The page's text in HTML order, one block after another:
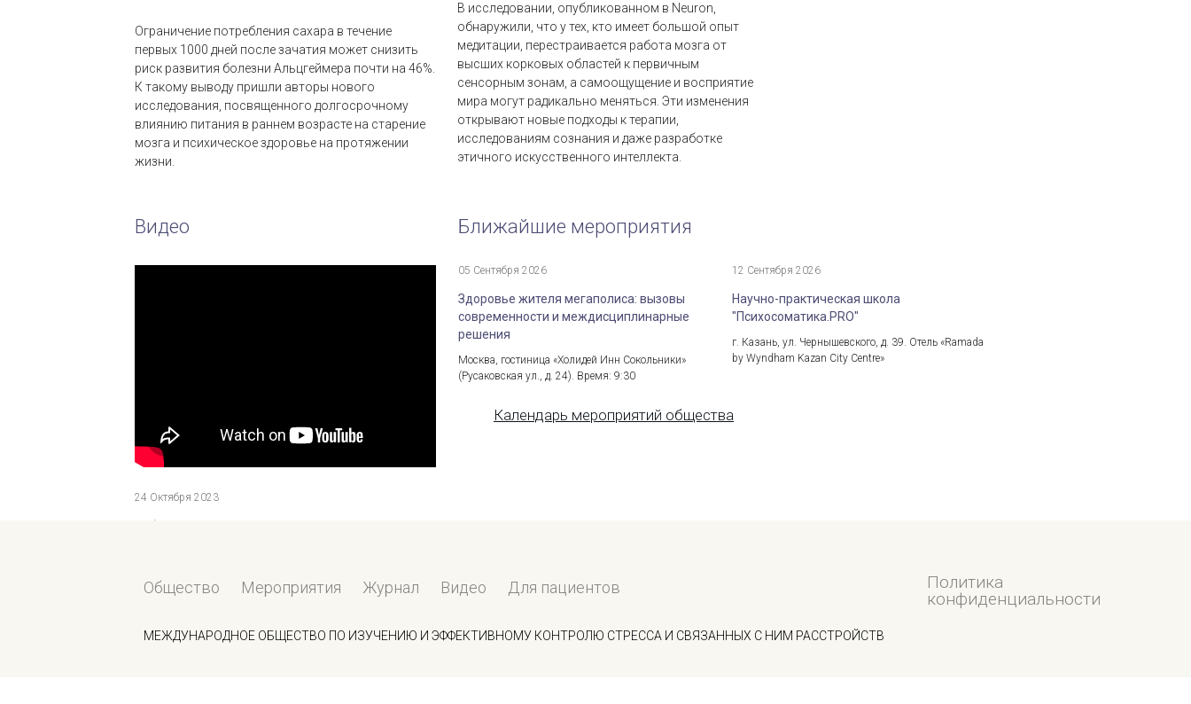
Ограничение потребления сахара в течение
первых 1000 дней после зачатия может снизить
риск развития болезни Альцгеймера почти на 46%.
К такому выводу пришли авторы нового
исследования, посвященного долгосрочному
влиянию питания в раннем возрасте на старение
мозга и психическое здоровье на протяжении
жизни.
В исследовании, опубликованном в Neuron,
обнаружили, что у тех, кто имеет большой опыт
медитации, перестраивается работа мозга от
высших корковых областей к первичным
сенсорным зонам, а самоощущение и восприятие
мира могут радикально меняться. Эти изменения
открывают новые подходы к терапии,
исследованиям сознания и даже разработке
этичного искусственного интеллекта.
Видео
24 Октября 2023
Ближайшие мероприятия
05 Сентября 2026
Здоровье жителя мегаполиса: вызовы
современности и междисциплинарные
решения
Москва, гостиница «Холидей Инн Сокольники»
(Русаковская ул., д. 24). Время: 9:30
12 Сентября 2026
Научно-практическая школа
"Психосоматика.PRO"
г. Казань, ул. Чернышевского, д. 39. Отель «Ramada
by Wyndham Kazan City Centre»
Календарь мероприятий общества
Общество Мероприятия Журнал Видео Для пациентов
МЕЖДУНАРОДНОЕ ОБЩЕСТВО ПО ИЗУЧЕНИЮ И ЭФФЕКТИВНОМУ КОНТРОЛЮ СТРЕССА И СВЯЗАННЫХ С НИМ РАССТРОЙСТВ
Политика
конфиденциальности